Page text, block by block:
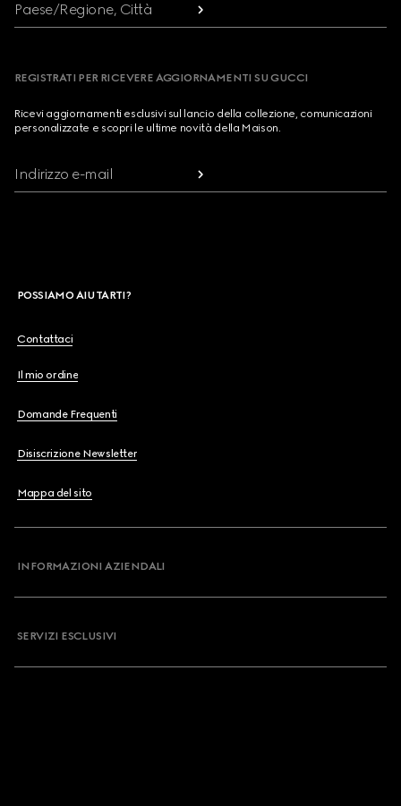
Paese/Regione, Città
REGISTRATI PER RICEVERE AGGIORNAMENTI SU GUCCI
Ricevi aggiornamenti esclusivi sul lancio della collezione, comunicazioni
personalizzate e scopri le ultime novità della Maison.
Indirizzo e-mail
POSSIAMO AIUTARTI?
Contattaci
Il mio ordine
Domande Frequenti
Disiscrizione Newsletter
Mappa del sito
INFORMAZIONI AZIENDALI
SERVIZI ESCLUSIVI